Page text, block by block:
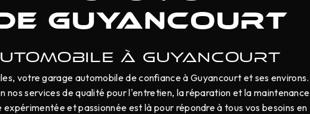
Guyancourt
À GUYANCOURT
votre garage automobile de confiance à Guyancourt et ses environs.
nos services de qualité pour l'entretien, la réparation et la maintenance
et passionnée est là pour répondre à tous vos besoins en